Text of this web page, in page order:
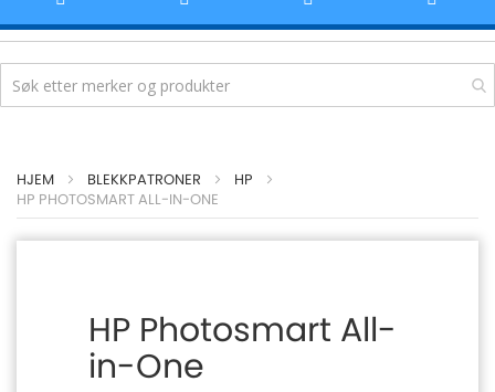
til
innhold
HJEM BLEKKPATRONER
HP
HP PHOTOSMART ALL-IN-ONE
HP Photosmart All-
in-One